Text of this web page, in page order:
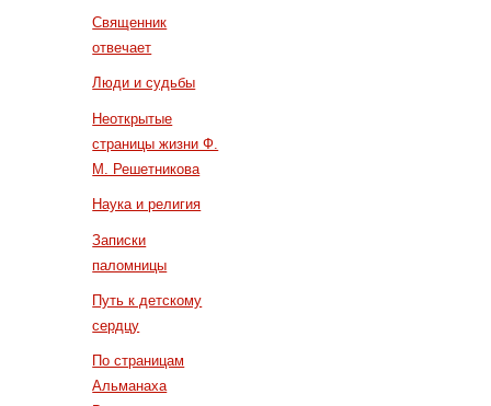
Священник
отвечает
Люди и судьбы
Неоткрытые
страницы жизни Ф.
М. Решетникова
Наука и религия
Записки
паломницы
Путь к детскому
сердцу
По страницам
Альманаха